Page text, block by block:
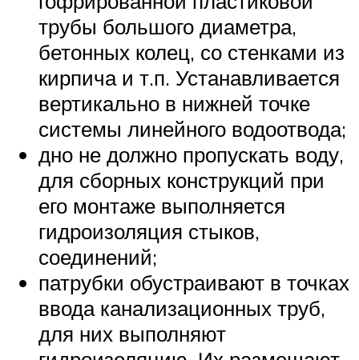
трубы большого диаметра,
бетонных колец, со стенками из
кирпича и т.п. Устанавливается
вертикально в нижней точке
системы линейного водоотвода;
дно не должно пропускать воду,
для сборных конструкций при
его монтаже выполняется
гидроизоляция стыков,
соединений;
патрубки обустраивают в точках
ввода канализационных труб,
для них выполняют